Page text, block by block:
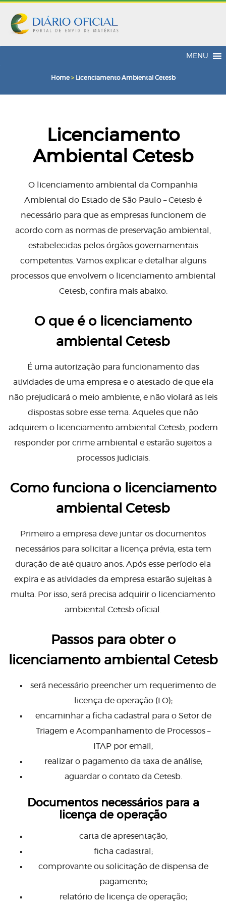
MENU
Home> Licenciamento Ambiental Cetesb
Licenciamento
Ambiental Cetesb
O licenciamento ambiental da Companhia
Ambiental do Estado de São Paulo – Cetesb é
necessário para que as empresas funcionem de
acordo com as normas de preservação ambiental,
estabelecidas pelos órgãos governamentais
competentes. Vamos explicar e detalhar alguns
processos que envolvem o licenciamento ambiental
Cetesb, confira mais abaixo.
O que é o licenciamento
ambiental Cetesb
É uma autorização para funcionamento das
atividades de uma empresa e o atestado de que ela
não prejudicará o meio ambiente, e não violará as leis
dispostas sobre esse tema. Aqueles que não
adquirem o licenciamento ambiental Cetesb, podem
responder por crime ambiental e estarão sujeitos a
processos judiciais.
Como funciona o licenciamento
ambiental Cetesb
Primeiro a empresa deve juntar os documentos
necessários para solicitar a licença prévia, esta tem
duração de até quatro anos. Após esse período ela
expira e as atividades da empresa estarão sujeitas à
multa. Por isso, será precisa adquirir o licenciamento
ambiental Cetesb oficial.
Passos para obter o
licenciamento ambiental Cetesb
será necessário preencher um requerimento de
licença de operação (LO);
encaminhar a ficha cadastral para o Setor de
Triagem e Acompanhamento de Processos –
ITAP por email;
realizar o pagamento da taxa de análise;
aguardar o contato da Cetesb.
Documentos necessários para a
licença de operação
carta de apresentação;
ficha cadastral;
comprovante ou solicitação de dispensa de
pagamento;
relatório de licença de operação;